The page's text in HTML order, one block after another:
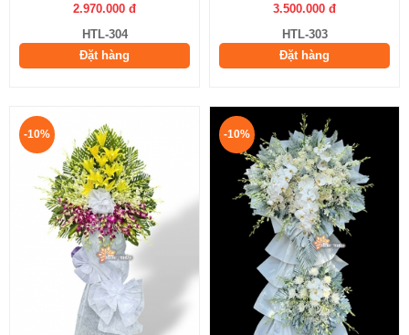
2.970.000 đ
HTL-304
Đặt hàng
3.500.000 đ
HTL-303
Đặt hàng
-10% -10%